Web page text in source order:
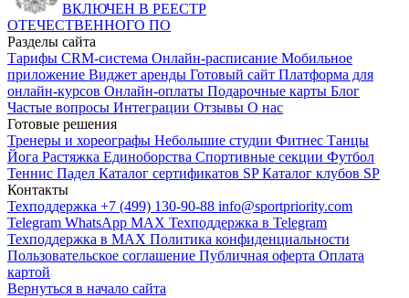
ВКЛЮЧЕН В РЕЕСТР
ОТЕЧЕСТВЕННОГО ПО
Разделы сайта
Тарифы CRM-система Онлайн-расписание Мобильное
приложение Виджет аренды Готовый сайт Платформа для
онлайн-курсов Онлайн-оплаты Подарочные карты Блог
Частые вопросы Интеграции Отзывы О нас
Готовые решения
Тренеры и хореографы Небольшие студии Фитнес Танцы
Йога Растяжка Единоборства Спортивные секции Футбол
Теннис Падел Каталог сертификатов SPКаталог клубов SP
Контакты
Техподдержка +7 (499) 130-90-88 info@sportpriority.com
Telegram WhatsApp MAX Техподдержка в Telegram
Техподдержка в MAX Политика конфиденциальности
Пользовательское соглашение Публичная оферта Оплата
картой
Вернуться в начало сайта